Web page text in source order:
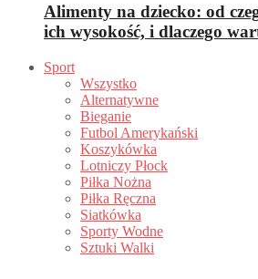
Alimenty na dziecko: od
ich wysokość, i dlaczego
Sport
Wszystko
Alternatywne
Bieganie
Futbol Amerykański
Koszykówka
Lotniczy Płock
Piłka Nożna
Piłka Ręczna
Siatkówka
Sporty Wodne
Sztuki Walki